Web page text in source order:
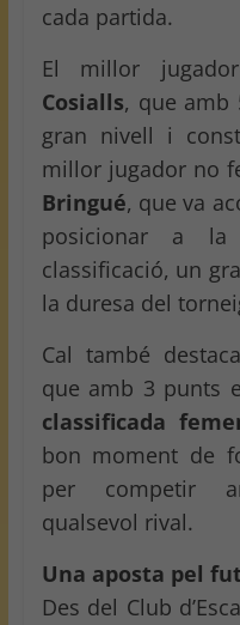
cada partida.
El millor
Cosialls, que amb
gran nivell i
millor jugador no
Bringué, que va
posicionar a
classificació, un
la duresa del
Cal també
que amb 3 punts
classificada
bon moment de
per competir
qualsevol rival.
Una aposta pel
Des del Club